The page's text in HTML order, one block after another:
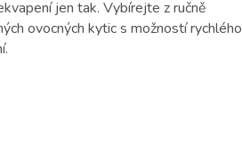
jen tak. Vybírejte z ručně
ovocných kytic s možností rychlého